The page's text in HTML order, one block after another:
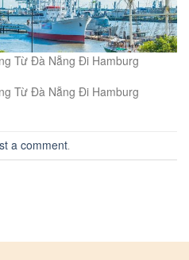
Từ Đà Nẵng Đi Hamburg
Từ Đà Nẵng Đi Hamburg
a comment